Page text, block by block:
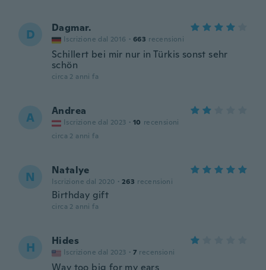
D Dagmar.
Iscrizione dal 2016 · 663 recensioni
Schillert bei mir nur in Türkis sonst sehr
schön
circa 2 anni fa
A Andrea
Iscrizione dal 2023 · 10 recensioni
circa 2 anni fa
N Natalye
Iscrizione dal 2020 · 263 recensioni
Birthday gift
circa 2 anni fa
H Hides
Iscrizione dal 2023 · 7 recensioni
Way too big for my ears